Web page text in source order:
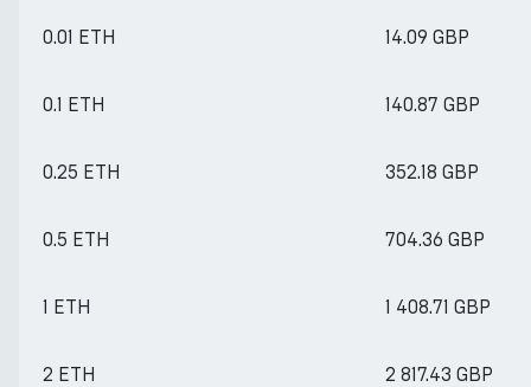
0.01 ETH 14.09 GBP
0.1 ETH 140.87 GBP
0.25 ETH 352.18 GBP
0.5 ETH 704.36 GBP
1 ETH 1 408.71 GBP
2 ETH 2 817.43 GBP